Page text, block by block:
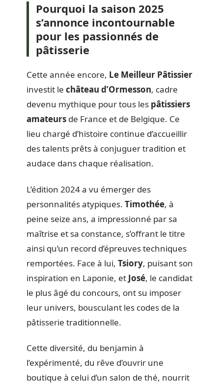
Pourquoi la saison 2025
s’annonce incontournable
pour les passionnés de
pâtisserie
Cette année encore, Le Meilleur Pâtissier
investit le château d’Ormesson, cadre
devenu mythique pour tous les pâtissiers
amateurs de France et de Belgique. Ce
lieu chargé d’histoire continue d’accueillir
des talents prêts à conjuguer tradition et
audace dans chaque réalisation.
L’édition 2024 a vu émerger des
personnalités atypiques. Timothée, à
peine seize ans, a impressionné par sa
maîtrise et sa constance, s’offrant le titre
ainsi qu’un record d’épreuves techniques
remportées. Face à lui, Tsiory, puisant son
inspiration en Laponie, et José, le candidat
le plus âgé du concours, ont su imposer
leur univers, bousculant les codes de la
pâtisserie traditionnelle.
Cette diversité, du benjamin à
l’expérimenté, du rêve d’ouvrir une
boutique à celui d’un salon de thé, nourrit